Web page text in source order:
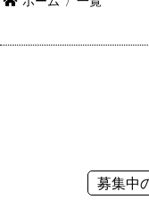
募集中